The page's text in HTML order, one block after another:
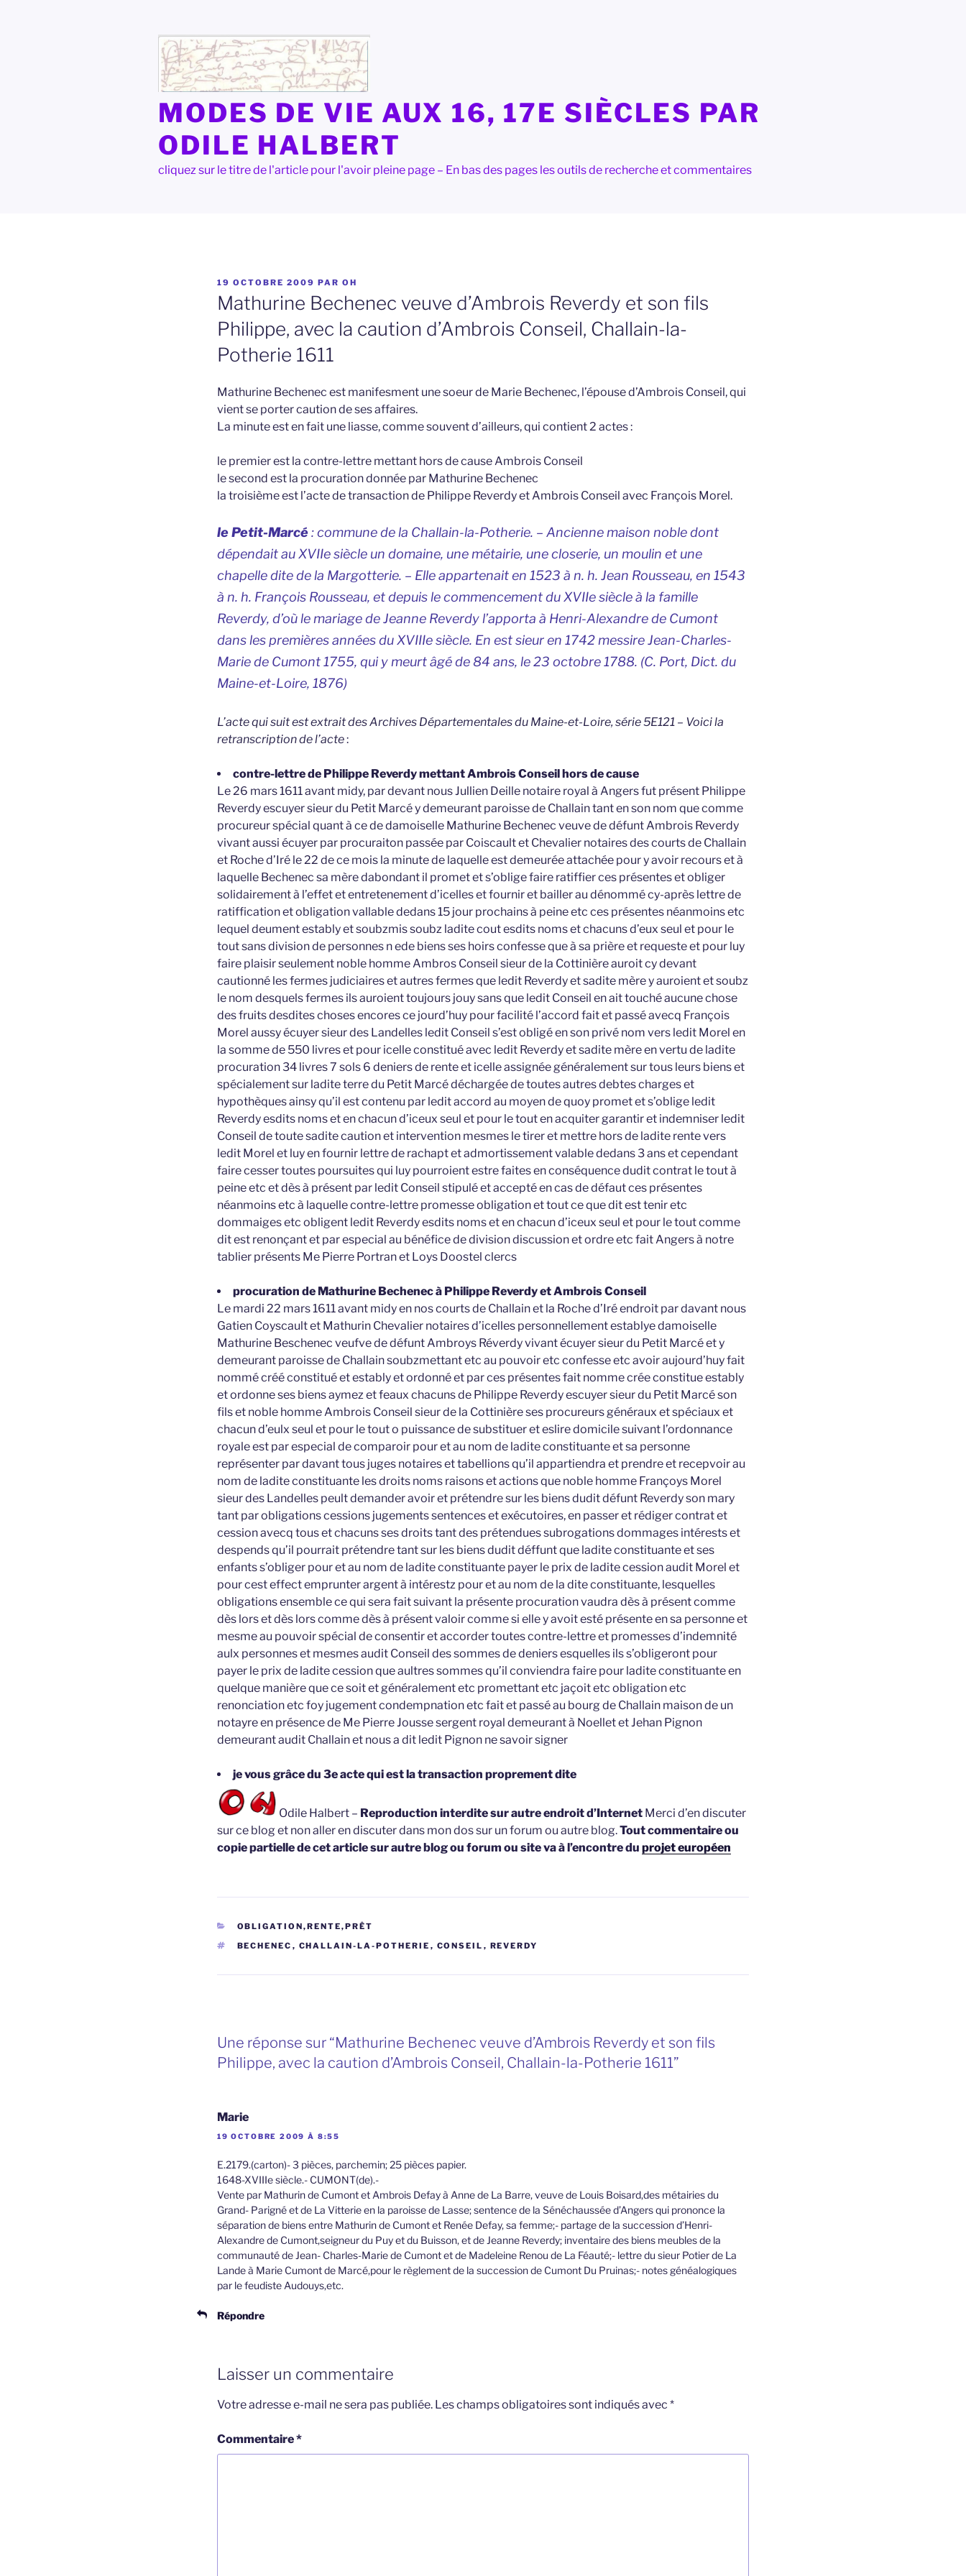
MODES DE VIE AUX 16, 17E SIÈCLES PAR
ODILE HALBERT
cliquez sur le titre de l'article pour l'avoir pleine page – En bas des pages les outils de recherche et commentaires
PUBLIÉ
LE
19 OCTOBRE 2009 PAR OH
Mathurine Bechenec veuve d’Ambrois Reverdy et son fils
Philippe, avec la caution d’Ambrois Conseil, Challain-la-
Potherie 1611
Mathurine Bechenec est manifesment une soeur de Marie Bechenec, l’épouse d’Ambrois Conseil, qui
vient se porter caution de ses affaires.
La minute est en fait une liasse, comme souvent d’ailleurs, qui contient 2 actes :
le premier est la contre-lettre mettant hors de cause Ambrois Conseil
le second est la procuration donnée par Mathurine Bechenec
la troisième est l’acte de transaction de Philippe Reverdy et Ambrois Conseil avec François Morel.
le Petit-Marcé: commune de la Challain-la-Potherie. – Ancienne maison noble dont
dépendait au XVIIe siècle un domaine, une métairie, une closerie, un moulin et une
chapelle dite de la Margotterie. – Elle appartenait en 1523 à n. h. Jean Rousseau, en 1543
à n. h. François Rousseau, et depuis le commencement du XVIIe siècle à la famille
Reverdy, d’où le mariage de Jeanne Reverdy l’apporta à Henri-Alexandre de Cumont
dans les premières années du XVIIIe siècle. En est sieur en 1742 messire Jean-Charles-
Marie de Cumont 1755, qui y meurt âgé de 84 ans, le 23 octobre 1788. (C. Port, Dict. du
Maine-et-Loire, 1876)
L’acte qui suit est extrait des Archives Départementales du Maine-et-Loire, série 5E121 – Voici la
retranscription de l’acte:
contre-lettre de Philippe Reverdy mettant Ambrois Conseil hors de cause
Le 26 mars 1611 avant midy, par devant nous Jullien Deille notaire royal à Angers fut présent Philippe
Reverdy escuyer sieur du Petit Marcé y demeurant paroisse de Challain tant en son nom que comme
procureur spécial quant à ce de damoiselle Mathurine Bechenec veuve de défunt Ambrois Reverdy
vivant aussi écuyer par procuraiton passée par Coiscault et Chevalier notaires des courts de Challain
et Roche d’Iré le 22 de ce mois la minute de laquelle est demeurée attachée pour y avoir recours et à
laquelle Bechenec sa mère dabondant il promet et s’oblige faire ratiffier ces présentes et obliger
solidairement à l’effet et entretenement d’icelles et fournir et bailler au dénommé cy-après lettre de
ratiffication et obligation vallable dedans 15 jour prochains à peine etc ces présentes néanmoins etc
lequel deument estably et soubzmis soubz ladite cout esdits noms et chacuns d’eux seul et pour le
tout sans division de personnes n ede biens ses hoirs confesse que à sa prière et requeste et pour luy
faire plaisir seulement noble homme Ambros Conseil sieur de la Cottinière auroit cy devant
cautionné les fermes judiciaires et autres fermes que ledit Reverdy et sadite mère y auroient et soubz
le nom desquels fermes ils auroient toujours jouy sans que ledit Conseil en ait touché aucune chose
des fruits desdites choses encores ce jourd’huy pour facilité l’accord fait et passé avecq François
Morel aussy écuyer sieur des Landelles ledit Conseil s’est obligé en son privé nom vers ledit Morel en
la somme de 550 livres et pour icelle constitué avec ledit Reverdy et sadite mère en vertu de ladite
procuration 34 livres 7 sols 6 deniers de rente et icelle assignée généralement sur tous leurs biens et
spécialement sur ladite terre du Petit Marcé déchargée de toutes autres debtes charges et
hypothèques ainsy qu’il est contenu par ledit accord au moyen de quoy promet et s’oblige ledit
Reverdy esdits noms et en chacun d’iceux seul et pour le tout en acquiter garantir et indemniser ledit
Conseil de toute sadite caution et intervention mesmes le tirer et mettre hors de ladite rente vers
ledit Morel et luy en fournir lettre de rachapt et admortissement valable dedans 3 ans et cependant
faire cesser toutes poursuites qui luy pourroient estre faites en conséquence dudit contrat le tout à
peine etc et dès à présent par ledit Conseil stipulé et accepté en cas de défaut ces présentes
néanmoins etc à laquelle contre-lettre promesse obligation et tout ce que dit est tenir etc
dommaiges etc obligent ledit Reverdy esdits noms et en chacun d’iceux seul et pour le tout comme
dit est renonçant et par especial au bénéfice de division discussion et ordre etc fait Angers à notre
tablier présents Me Pierre Portran et Loys Doostel clercs
procuration de Mathurine Bechenec à Philippe Reverdy et Ambrois Conseil
Le mardi 22 mars 1611 avant midy en nos courts de Challain et la Roche d’Iré endroit par davant nous
Gatien Coyscault et Mathurin Chevalier notaires d’icelles personnellement establye damoiselle
Mathurine Beschenec veufve de défunt Ambroys Réverdy vivant écuyer sieur du Petit Marcé et y
demeurant paroisse de Challain soubzmettant etc au pouvoir etc confesse etc avoir aujourd’huy fait
nommé créé constitué et estably et ordonné et par ces présentes fait nomme crée constitue estably
et ordonne ses biens aymez et feaux chacuns de Philippe Reverdy escuyer sieur du Petit Marcé son
fils et noble homme Ambrois Conseil sieur de la Cottinière ses procureurs généraux et spéciaux et
chacun d’eulx seul et pour le tout o puissance de substituer et eslire domicile suivant l’ordonnance
royale est par especial de comparoir pour et au nom de ladite constituante et sa personne
représenter par davant tous juges notaires et tabellions qu’il appartiendra et prendre et recepvoir au
nom de ladite constituante les droits noms raisons et actions que noble homme Françoys Morel
sieur des Landelles peult demander avoir et prétendre sur les biens dudit défunt Reverdy son mary
tant par obligations cessions jugements sentences et exécutoires, en passer et rédiger contrat et
cession avecq tous et chacuns ses droits tant des prétendues subrogations dommages intérests et
despends qu’il pourrait prétendre tant sur les biens dudit déffunt que ladite constituante et ses
enfants s’obliger pour et au nom de ladite constituante payer le prix de ladite cession audit Morel et
pour cest effect emprunter argent à intérestz pour et au nom de la dite constituante, lesquelles
obligations ensemble ce qui sera fait suivant la présente procuration vaudra dès à présent comme
dès lors et dès lors comme dès à présent valoir comme si elle y avoit esté présente en sa personne et
mesme au pouvoir spécial de consentir et accorder toutes contre-lettre et promesses d’indemnité
aulx personnes et mesmes audit Conseil des sommes de deniers esquelles ils s’obligeront pour
payer le prix de ladite cession que aultres sommes qu’il conviendra faire pour ladite constituante en
quelque manière que ce soit et généralement etc promettant etc jaçoit etc obligation etc
renonciation etc foy jugement condempnation etc fait et passé au bourg de Challain maison de un
notayre en présence de Me Pierre Jousse sergent royal demeurant à Noellet et Jehan Pignon
demeurant audit Challain et nous a dit ledit Pignon ne savoir signer
je vous grâce du 3e acte qui est la transaction proprement dite
Odile Halbert – Reproduction interdite sur autre endroit d’Internet Merci d’en discuter
sur ce blog et non aller en discuter dans mon dos sur un forum ou autre blog.Tout commentaire ou
copie partielle de cet article sur autre blog ou forum ou site va à l’encontre du projet européen
CATÉGORIES
OBLIGATION,RENTE,PRÊT
ÉTIQUETTES
BECHENEC , CHALLAIN-LA-POTHERIE , CONSEIL , REVERDY
Une réponse sur “Mathurine Bechenec veuve d’Ambrois Reverdy et son fils
Philippe, avec la caution d’Ambrois Conseil, Challain-la-Potherie 1611”
Marie
19 OCTOBRE 2009 À 8:55
E.2179.(carton)- 3 pièces, parchemin; 25 pièces papier.
1648-XVIIIe siècle.- CUMONT(de).-
Vente par Mathurin de Cumont et Ambrois Defay à Anne de La Barre, veuve de Louis Boisard,des métairies du
Grand- Parigné et de La Vitterie en la paroisse de Lasse; sentence de la Sénéchaussée d’Angers qui prononce la
séparation de biens entre Mathurin de Cumont et Renée Defay, sa femme;- partage de la succession d’Henri-
Alexandre de Cumont,seigneur du Puy et du Buisson, et de Jeanne Reverdy; inventaire des biens meubles de la
communauté de Jean- Charles-Marie de Cumont et de Madeleine Renou de La Féauté;- lettre du sieur Potier de La
Lande à Marie Cumont de Marcé,pour le règlement de la succession de Cumont Du Pruinas;- notes généalogiques
par le feudiste Audouys,etc.
Répondre
Laisser un commentaire
Votre adresse e-mail ne sera pas publiée. Les champs obligatoires sont indiqués avec *
Commentaire*